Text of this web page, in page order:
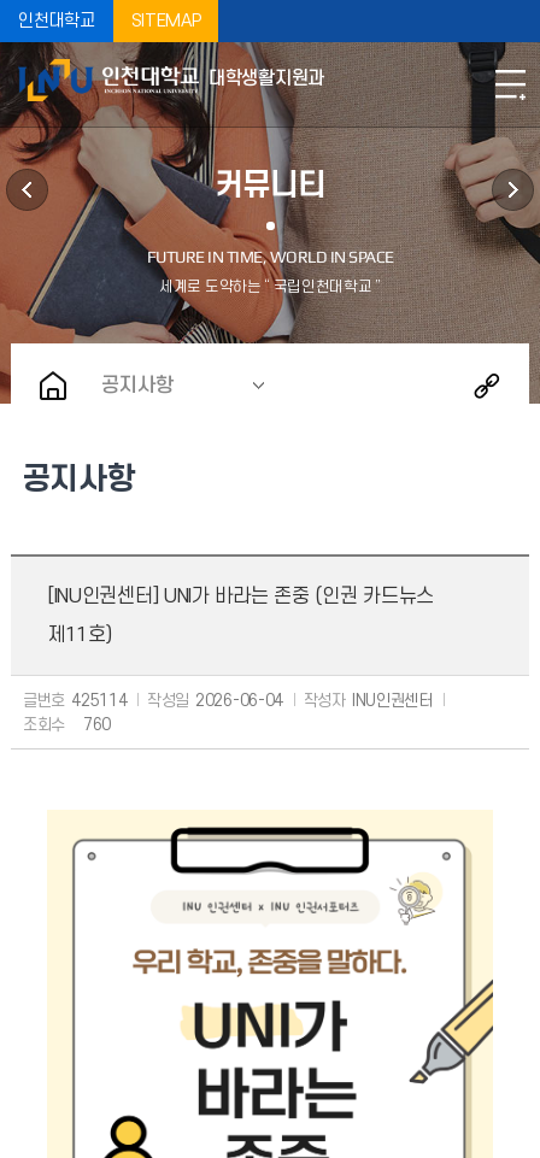
인천대학교 SITEMAP
대학생활지원과
커뮤니티
공지사항
공지사항
[INU인권센터] UNI가 바라는 존중 (인권 카드뉴스
제11호)
글번호 425114 작성일 2026-06-04 작성자
INU인권센터
조회수
760